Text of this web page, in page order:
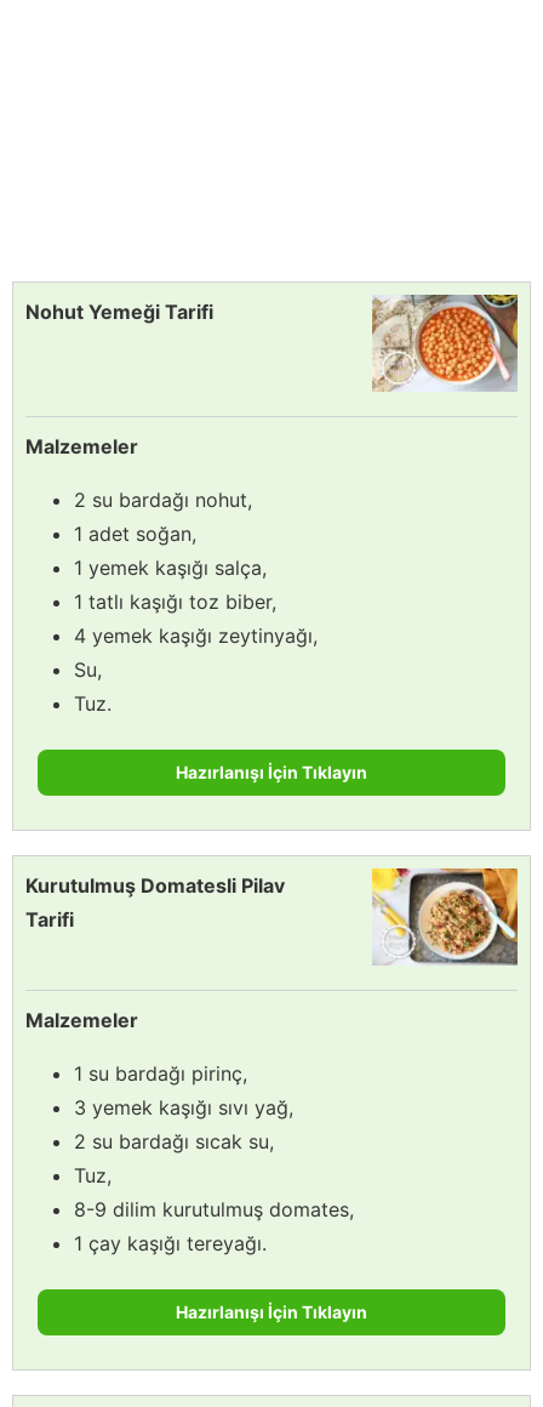
Nohut Yemeği Tarifi
Malzemeler
2 su bardağı nohut,
1 adet soğan,
1 yemek kaşığı salça,
1 tatlı kaşığı toz biber,
4 yemek kaşığı zeytinyağı,
Su,
Tuz.
Hazırlanışı İçin Tıklayın
Kurutulmuş Domatesli Pilav
Tarifi
Malzemeler
1 su bardağı pirinç,
3 yemek kaşığı sıvı yağ,
2 su bardağı sıcak su,
Tuz,
8-9 dilim kurutulmuş domates,
1 çay kaşığı tereyağı.
Hazırlanışı İçin Tıklayın